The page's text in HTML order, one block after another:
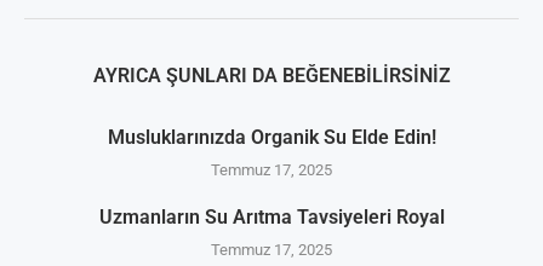
AYRICA ŞUNLARI DA BEĞENEBILIRSINIZ
Musluklarınızda Organik Su Elde Edin!
Temmuz 17, 2025
Uzmanların Su Arıtma Tavsiyeleri Royal
Temmuz 17, 2025